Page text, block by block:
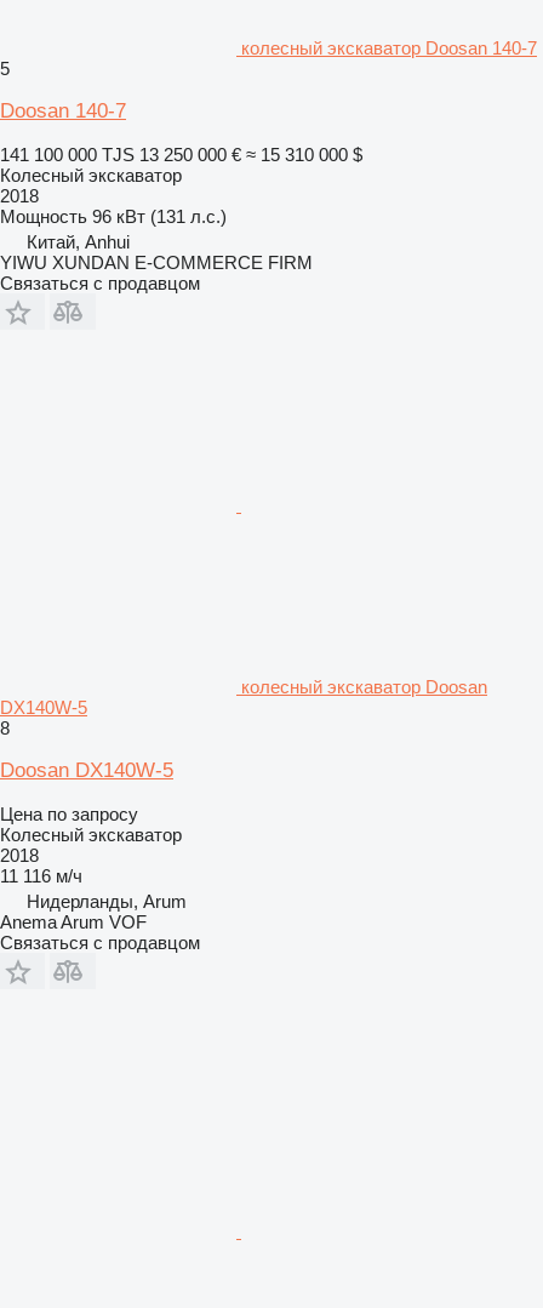
колесный экскаватор Doosan 140-7
5
Doosan 140-7
141 100 000 TJS 13 250 000 € ≈ 15 310 000 $
Колесный экскаватор
2018
Мощность 96 кВт (131 л.с.)
Китай, Anhui
YIWU XUNDAN E-COMMERCE FIRM
Связаться с продавцом
колесный экскаватор Doosan
DX140W-5
8
Doosan DX140W-5
Цена по запросу
Колесный экскаватор
2018
11 116 м/ч
Нидерланды, Arum
Anema Arum VOF
Связаться с продавцом